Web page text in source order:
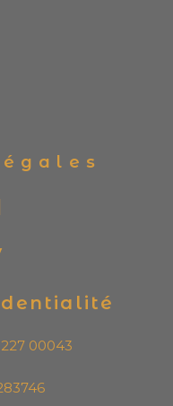
227 00043